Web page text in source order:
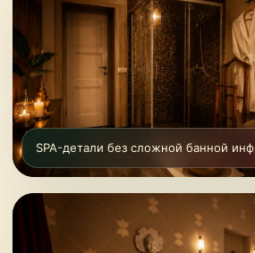
SPA-детали без сложной банной